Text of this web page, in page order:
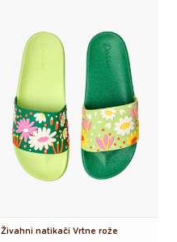
Živahni natikači Vrtne rože